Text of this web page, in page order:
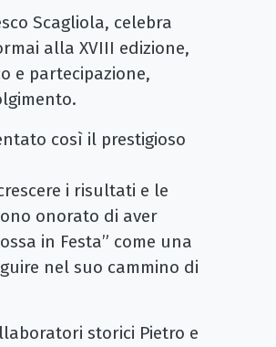
Scagliola, celebra
alla XVIII edizione,
e partecipazione,
così il prestigioso
i risultati e le
onorato di aver
in Festa” come una
nel suo cammino di
storici Pietro e